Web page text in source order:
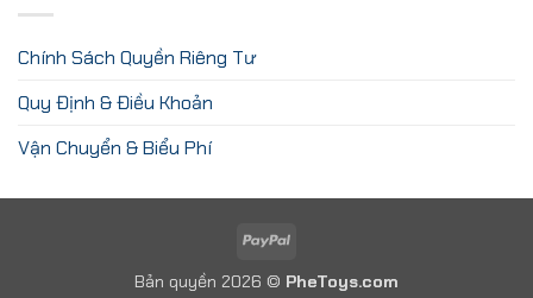
Chính Sách Quyền Riêng Tư
Quy Định & Điều Khoản
Vận Chuyển & Biểu Phí
PayPal
Bản quyền 2026 © PheToys.com